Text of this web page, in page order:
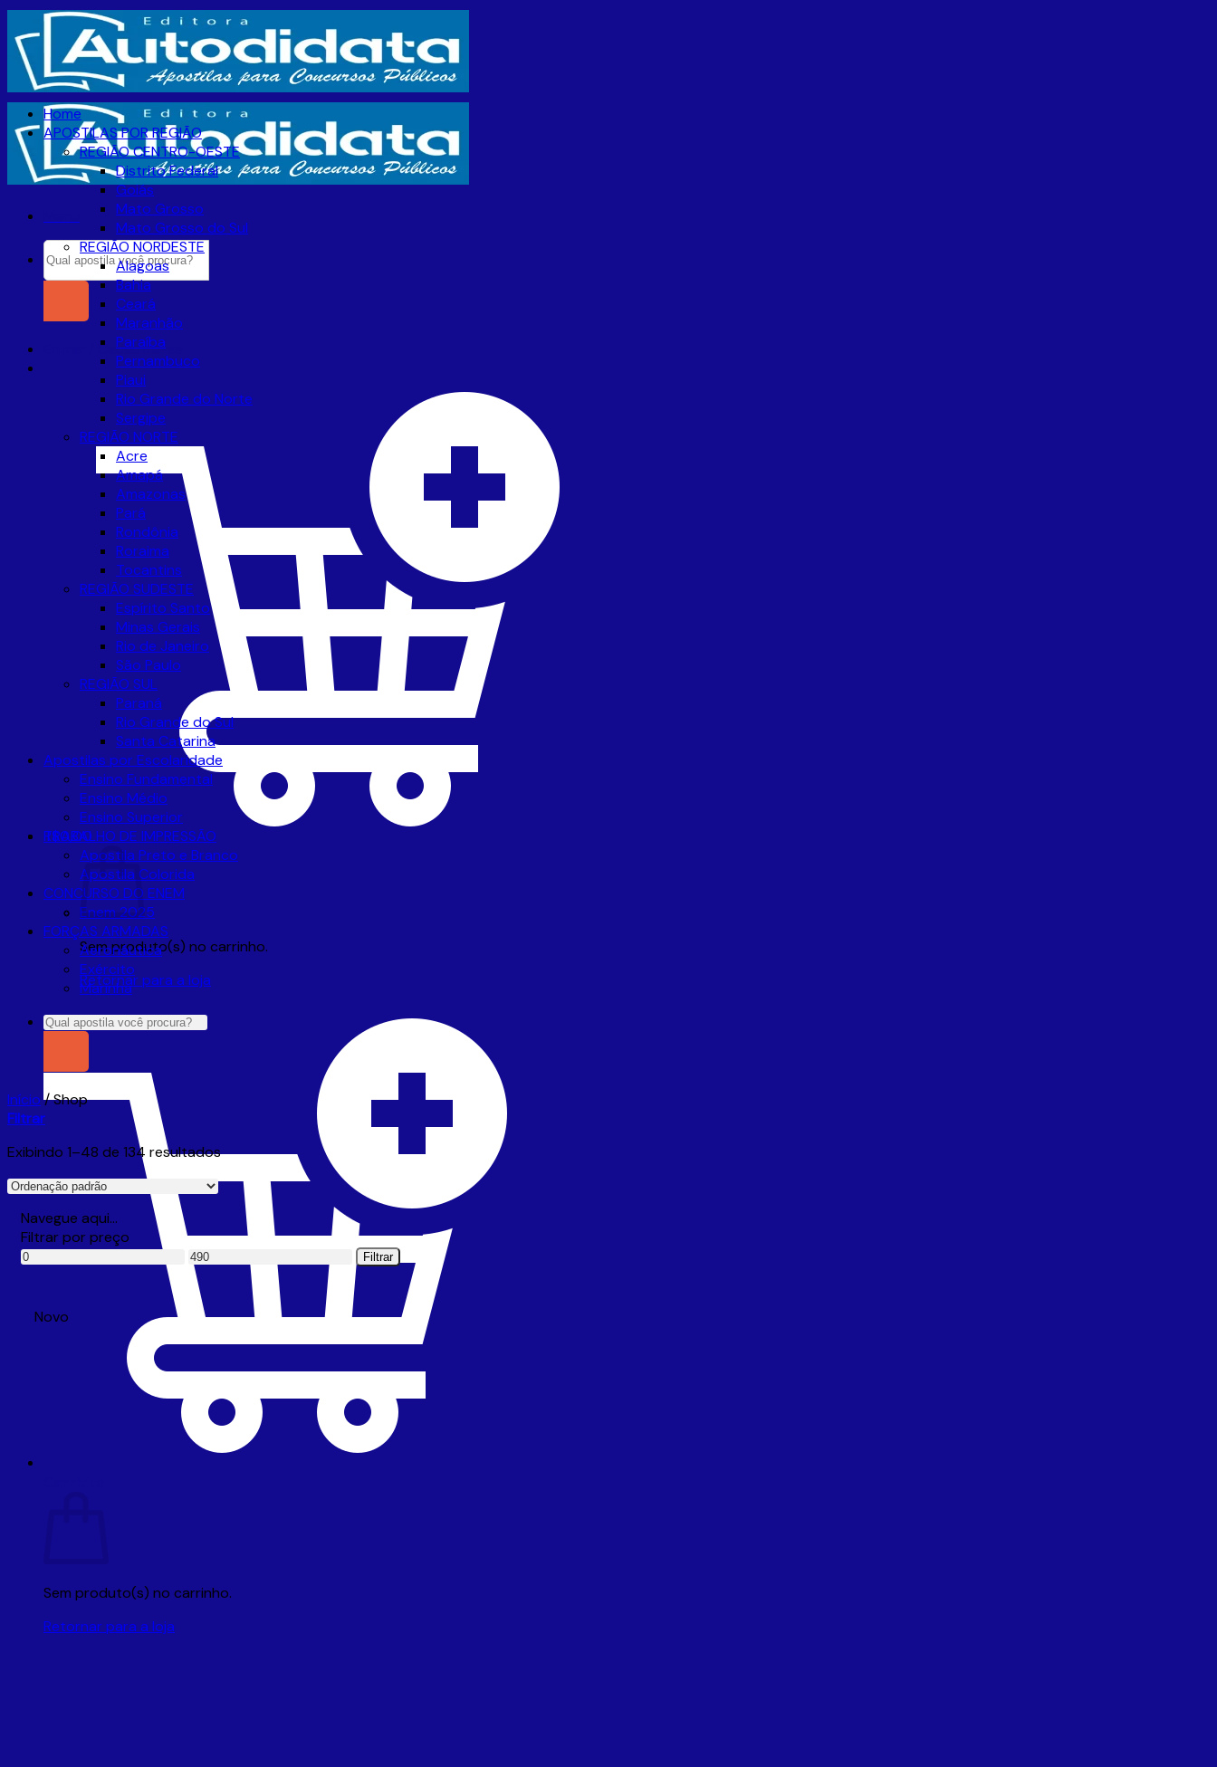
Skip
to
content
Pesquisar
por:
Entrar / Cadastre-se
R$0,00
Sem produto(s) no carrinho.
Retornar para a loja
Sem produto(s) no carrinho.
Retornar para a loja
Home
APOSTILAS POR REGIÃO
REGIÃO CENTRO-OESTE
Distrito Federal
Goiás
Mato Grosso
Mato Grosso do Sul
REGIÃO NORDESTE
Alagoas
Bahia
Ceará
Maranhão
Paraíba
Pernambuco
Piaui
Rio Grande do Norte
Sergipe
REGIÃO NORTE
Acre
Amapá
Amazonas
Pará
Rondônia
Roraima
Tocantins
REGIÃO SUDESTE
Espírito Santo
Minas Gerais
Rio de Janeiro
São Paulo
REGIÃO SUL
Paraná
Rio Grande do Sul
Santa Catarina
Apostilas por Escolaridade
Ensino Fundamental
Ensino Médio
Ensino Superior
TRABALHO DE IMPRESSÃO
Apostila Preto e Branco
Apostila Colorida
CONCURSO DO ENEM
Enem 2025
FORÇAS ARMADAS
Aeronáutica
Exército
Marinha
Pesquisar
Início /Shop
Filtrar
Exibindo 1–48 de 134 resultados
Navegue aqui…
Filtrar por preço
Preço
Preço
máximo
Filtrar
Novo